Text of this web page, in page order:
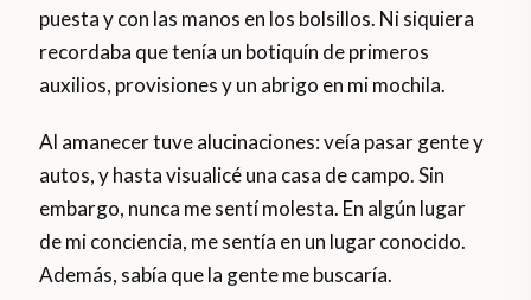
puesta y con las manos en los bolsillos. Ni siquiera
recordaba que tenía un botiquín de primeros
auxilios, provisiones y un abrigo en mi mochila.
Al amanecer tuve alucinaciones: veía pasar gente y
autos, y hasta visualicé una casa de campo. Sin
embargo, nunca me sentí molesta. En algún lugar
de mi conciencia, me sentía en un lugar conocido.
Además, sabía que la gente me buscaría.